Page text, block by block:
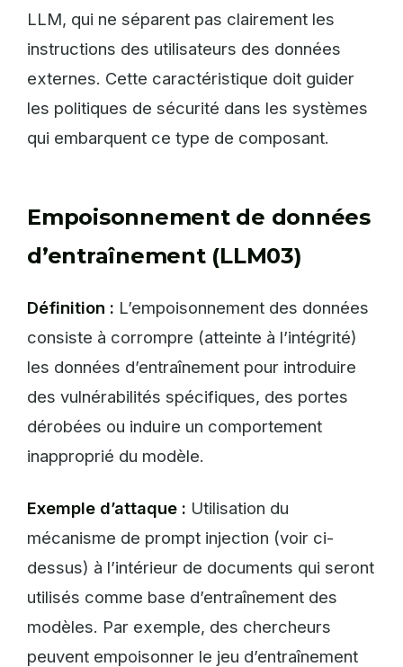
LLM, qui ne séparent pas clairement les
instructions des utilisateurs des données
externes. Cette caractéristique doit guider
les politiques de sécurité dans les systèmes
qui embarquent ce type de composant.
Empoisonnement de données
d’entraînement (LLM03)
Définition : L’empoisonnement des données
consiste à corrompre (atteinte à l’intégrité)
les données d’entraînement pour introduire
des vulnérabilités spécifiques, des portes
dérobées ou induire un comportement
inapproprié du modèle.
Exemple d’attaque : Utilisation du
mécanisme de prompt injection (voir ci-
dessus) à l’intérieur de documents qui seront
utilisés comme base d’entraînement des
modèles. Par exemple, des chercheurs
peuvent empoisonner le jeu d’entraînement